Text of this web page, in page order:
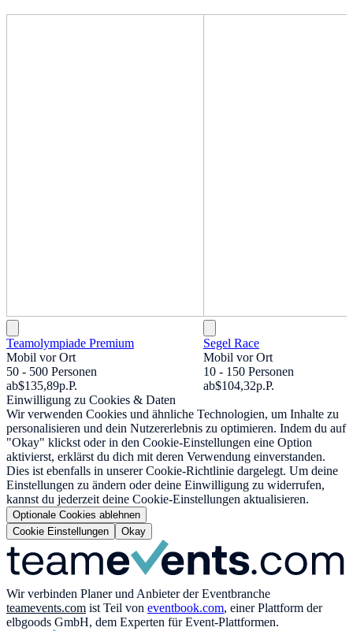
Teamolympiade Premium
Mobil vor Ort
50 - 500 Personen
ab$135,89p.P.
Segel Race
Mobil vor Ort
10 - 150 Personen
ab$104,32p.P.
Einwilligung zu Cookies & Daten
Wir verwenden Cookies und ähnliche Technologien, um Inhalte zu
personalisieren und dein Nutzererlebnis zu optimieren. Indem du auf
"Okay" klickst oder in den Cookie-Einstellungen eine Option
aktivierst, erklärst du dich mit deren Verwendung einverstanden.
Dies ist ebenfalls in unserer Cookie-Richtlinie dargelegt. Um deine
Einstellungen zu ändern oder deine Einwilligung zu widerrufen,
kannst du jederzeit deine Cookie-Einstellungen aktualisieren.
Optionale Cookies ablehnen
Cookie Einstellungen
Okay
Wir verbinden Planer und Anbieter der Eventbranche
teamevents.com ist Teil von eventbook.com, einer Plattform der
elbgoods GmbH, dem Experten für Event-Plattformen.